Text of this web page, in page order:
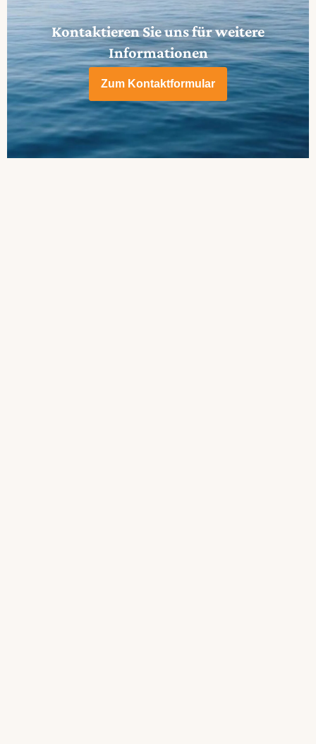
Kontaktieren Sie uns für weitere
Informationen
Zum Kontaktformular